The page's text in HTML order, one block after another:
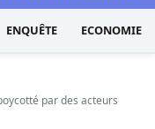
ENQUÊTE ECONOMIE
par des acteurs